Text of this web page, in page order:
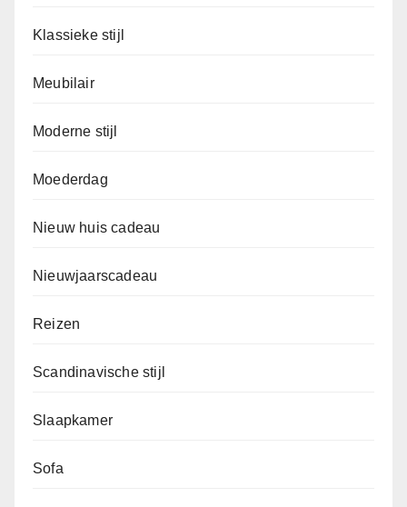
Klassieke stijl
Meubilair
Moderne stijl
Moederdag
Nieuw huis cadeau
Nieuwjaarscadeau
Reizen
Scandinavische stijl
Slaapkamer
Sofa